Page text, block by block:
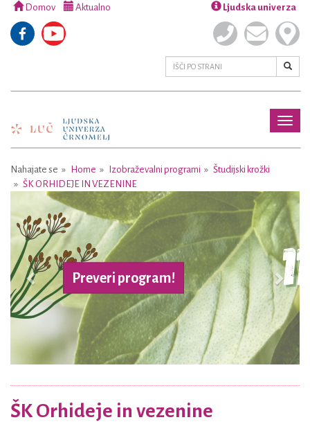
Domov Aktualno Ljudska univerza
Nahajate se Home Izobraževalni programi
Študijski krožki
ŠK ORHIDEJE IN VEZENINE
Preveri program!
Previous Next
ŠK Orhideje in vezenine